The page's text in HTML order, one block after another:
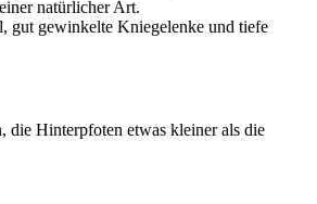
natürlicher Art.
gut gewinkelte Kniegelenke und tiefe
die Hinterpfoten etwas kleiner als die